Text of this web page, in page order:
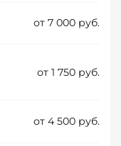
от 7 000 руб.
от 1 750 руб.
от 4 500 руб.